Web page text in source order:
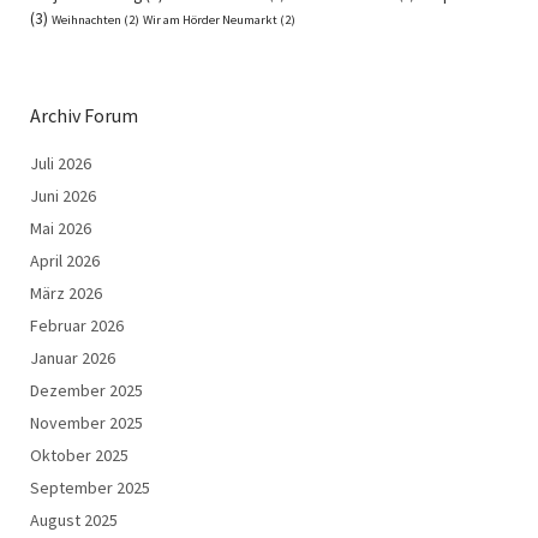
(3) Weihnachten (2) Wir am Hörder Neumarkt (2)
Archiv Forum
Juli 2026
Juni 2026
Mai 2026
April 2026
März 2026
Februar 2026
Januar 2026
Dezember 2025
November 2025
Oktober 2025
September 2025
August 2025